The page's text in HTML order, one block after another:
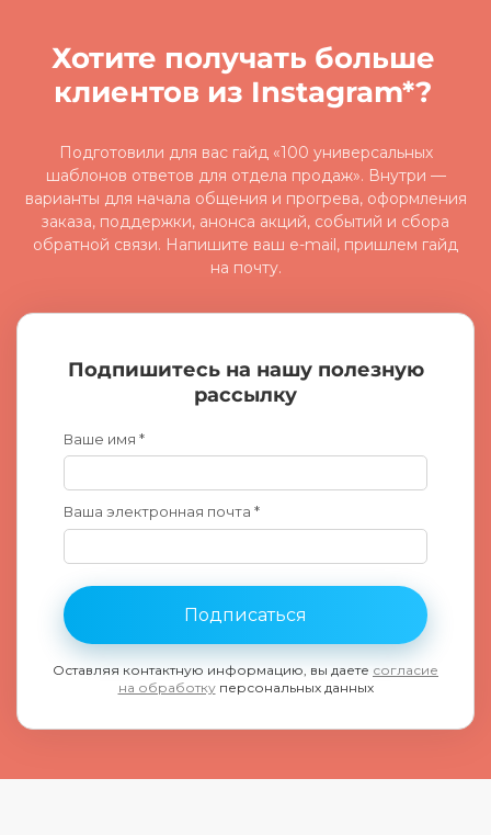
Хотите получать больше
клиентов из Instagram*?
Подготовили для вас гайд «100 универсальных
шаблонов ответов для отдела продаж». Внутри —
варианты для начала общения и прогрева, оформления
заказа, поддержки, анонса акций, событий и сбора
обратной связи. Напишите ваш e-mail, пришлем гайд
на почту.
Подпишитесь на нашу полезную
рассылку
Ваше имя *
Ваша электронная почта *
Подписаться
Оставляя контактную информацию, вы даете согласие
на обработку персональных данных